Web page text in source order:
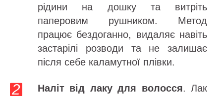
рідини на дошку та витріть
паперовим рушником. Метод
працює бездоганно, видаляє навіть
застарілі розводи та не залишає
після себе каламутної плівки.
Наліт від лаку для волосся. Лак